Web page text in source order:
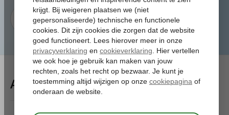
Artikelen Tagged:unigarant